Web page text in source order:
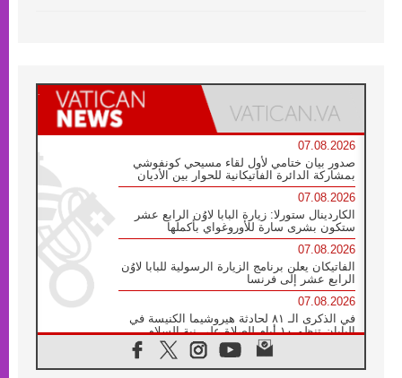
07.08.2026
صدور بيان ختامي لأول لقاء مسيحي كونفوشي
بمشاركة الدائرة الفاتيكانية للحوار بين الأديان
07.08.2026
الكاردينال ستورلا: زيارة البابا لاوُن الرابع عشر
ستكون بشرى سارة للأوروغواي بأكملها
07.08.2026
الفاتيكان يعلن برنامج الزيارة الرسولية للبابا لاوُن
الرابع عشر إلى فرنسا
07.08.2026
في الذكرى الـ ٨١ لحادثة هيروشيما الكنيسة في
اليابان تنظم ١٠ أيام للصلاة على نية السلام
الكنيسة في الأوروغواي: زيارة البابا ستعزز